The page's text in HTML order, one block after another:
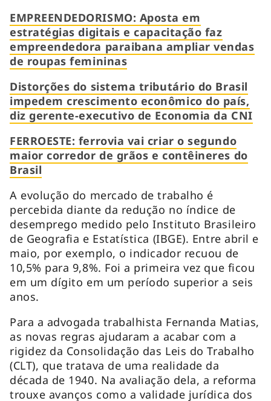
EMPREENDEDORISMO: Aposta em
estratégias digitais e capacitação faz
empreendedora paraibana ampliar vendas
de roupas femininas
Distorções do sistema tributário do Brasil
impedem crescimento econômico do país,
diz gerente-executivo de Economia da CNI
FERROESTE: ferrovia vai criar o segundo
maior corredor de grãos e contêineres do
Brasil
A evolução do mercado de trabalho é
percebida diante da redução no índice de
desemprego medido pelo Instituto Brasileiro
de Geografia e Estatística (IBGE). Entre abril e
maio, por exemplo, o indicador recuou de
10,5% para 9,8%. Foi a primeira vez que ficou
em um dígito em um período superior a seis
anos.
Para a advogada trabalhista Fernanda Matias,
as novas regras ajudaram a acabar com a
rigidez da Consolidação das Leis do Trabalho
(CLT), que tratava de uma realidade da
década de 1940. Na avaliação dela, a reforma
trouxe avanços como a validade jurídica dos